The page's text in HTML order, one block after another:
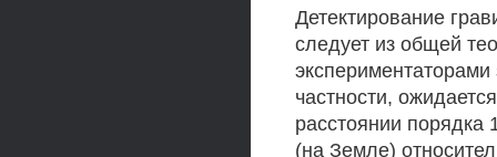
Детектирование
следует из общей
частности,
расстоянии
(на Земле)